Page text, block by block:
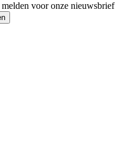
voor onze nieuwsbrief